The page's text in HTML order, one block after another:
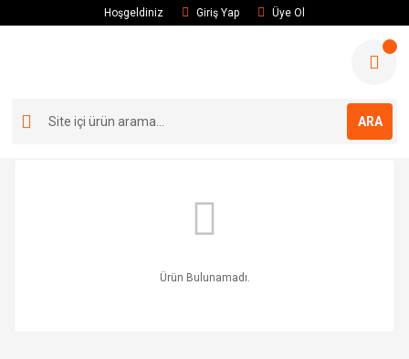
Hoşgeldiniz Giriş Yap Üye Ol
ARA
Ürün Bulunamadı.